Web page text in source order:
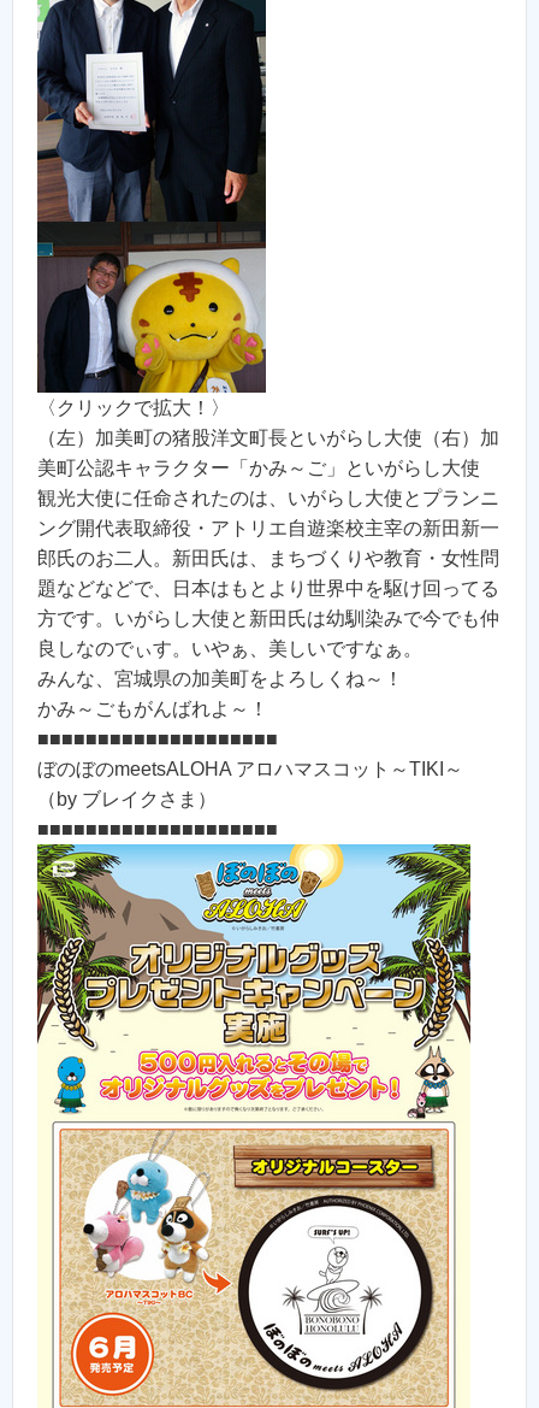
〈クリックで拡大！〉
（左）加美町の猪股洋文町長といがらし大使（右）加
美町公認キャラクター「かみ～ご」といがらし大使
観光大使に任命されたのは、いがらし大使とプランニ
ング開代表取締役・アトリエ自遊楽校主宰の新田新一
郎氏のお二人。新田氏は、まちづくりや教育・女性問
題などなどで、日本はもとより世界中を駆け回ってる
方です。いがらし大使と新田氏は幼馴染みで今でも仲
良しなのでぃす。いやぁ、美しいですなぁ。
みんな、宮城県の加美町をよろしくね～！
かみ～ごもがんばれよ～！
■■■■■■■■■■■■■■■■■■■■
ぼのぼのmeetsALOHA アロハマスコット～TIKI～
（by ブレイクさま）
■■■■■■■■■■■■■■■■■■■■